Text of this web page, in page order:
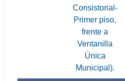
Consistorial-
Primer piso,
frente a
Ventanilla
Única
Municipal).